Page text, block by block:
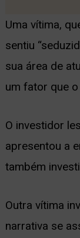
Uma vítima,
sentiu
sua área de
um fator que o
O investidor
apresentou a
também
Outra vítima
narrativa se